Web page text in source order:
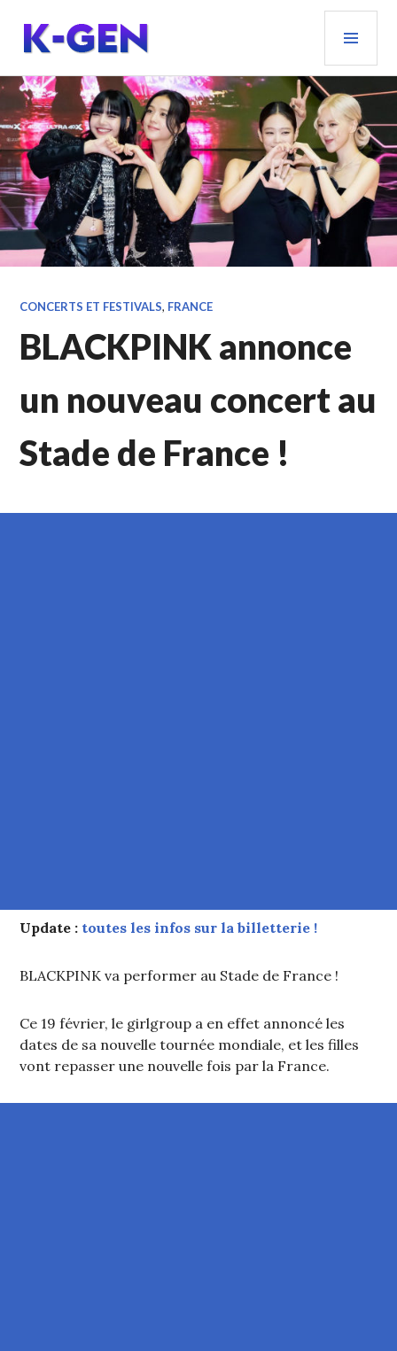
contenu
principal
K-GEN
CONCERTS ET FESTIVALS, FRANCE
BLACKPINK annonce
un nouveau concert au
Stade de France !
Update : toutes les infos sur la billetterie !
BLACKPINK va performer au Stade de France !
Ce 19 février, le girlgroup a en effet annoncé les
dates de sa nouvelle tournée mondiale, et les filles
vont repasser une nouvelle fois par la France.